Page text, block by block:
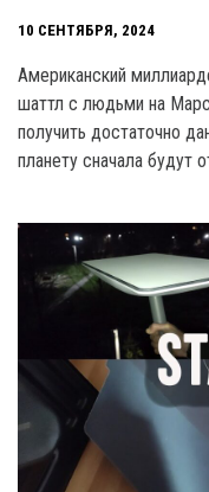
10 СЕНТЯБРЯ, 2024
Американский
шаттл с людьми на
получить достаточно
планету сначала будут